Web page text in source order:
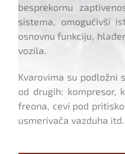
besprekornu
sistema, omogućivši
osnovnu funkciju,
vozila.
Kvarovima su podložni
od drugih: kompresor,
freona, cevi pod
usmerivača vazduha itd.